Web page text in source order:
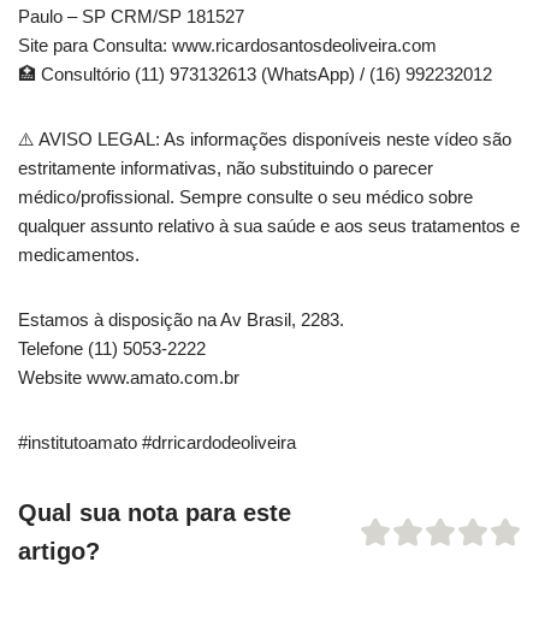
Paulo – SP CRM/SP 181527
Site para Consulta: www.ricardosantosdeoliveira.com
🏥 Consultório (11) 973132613 (WhatsApp) / (16) 992232012
⚠️ AVISO LEGAL: As informações disponíveis neste vídeo são
estritamente informativas, não substituindo o parecer
médico/profissional. Sempre consulte o seu médico sobre
qualquer assunto relativo à sua saúde e aos seus tratamentos e
medicamentos.
Estamos à disposição na Av Brasil, 2283.
Telefone (11) 5053-2222
Website www.amato.com.br
#institutoamato #drricardodeoliveira
Qual sua nota para este
artigo?